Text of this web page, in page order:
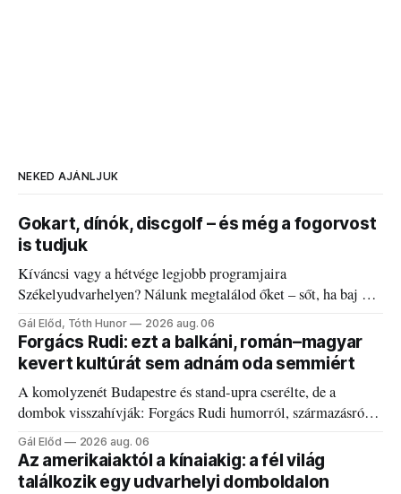
NEKED AJÁNLJUK
Gokart, dínók, discgolf – és még a fogorvost
is tudjuk
Kíváncsi vagy a hétvége legjobb programjaira
Székelyudvarhelyen? Nálunk megtalálod őket – sőt, ha baj van
a fogaddal, a fogorvosi ügyeletet is!
Gál Előd, Tóth Hunor 2026 aug. 06
Forgács Rudi: ezt a balkáni, román–magyar
kevert kultúrát sem adnám oda semmiért
A komolyzenét Budapestre és stand-upra cserélte, de a
dombok visszahívják: Forgács Rudi humorról, származásról
és határokról.
Gál Előd 2026 aug. 06
Az amerikaiaktól a kínaiakig: a fél világ
találkozik egy udvarhelyi domboldalon